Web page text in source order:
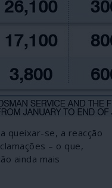
queixar-se, a reacção
– o que,
ainda mais